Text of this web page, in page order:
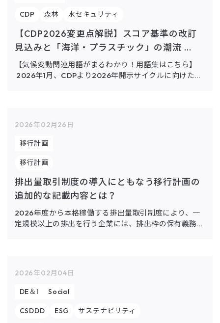
CDP 森林 水セキュリティ
【CDP2026変更点解説】スコア基準の改訂
見込みと「海洋・プラスチック」の潮流 ...
【気候変動関連用語がまるわかり！用語集はこちら】
2026年1月、CDPより2026年開示サイクルに向けた変
2026年02月26日
移行計画
移行計画
排出量取引制度の導入にともなう移行計画の
追加的な記載内容とは？
2026年度から本格稼働する排出量取引制度により、一
定規模以上の排出を行う企業には、排出枠の保有義務に
2026年02月04日
DE＆I Social
CSDDD ESG サステナビリティ